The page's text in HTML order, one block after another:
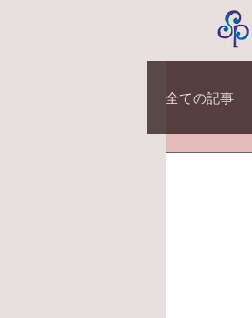
全ての記事